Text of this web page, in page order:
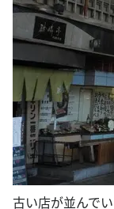
古い店が並んで
昔ながらのお店